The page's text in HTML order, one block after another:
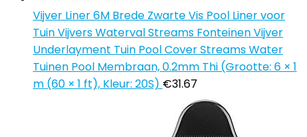
Vijver Liner 6M Brede Zwarte Vis Pool Liner voor
Tuin Vijvers Waterval Streams Fonteinen Vijver
Underlayment Tuin Pool Cover Streams Water
Tuinen Pool Membraan, 0.2mm Thi (Grootte: 6 × 1
m (60 × 1 ft), Kleur: 20S) €31.67